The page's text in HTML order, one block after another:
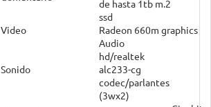
de hasta 1tb m.2
ssd
Video Radeon 660m graphics
Sonido
Audio
hd/realtek
alc233-cg
codec/parlantes
(3wx2)